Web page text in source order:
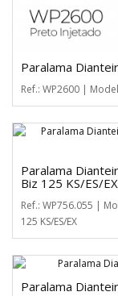
Paralama
Ref.: WP2600 |
Paralama
Biz 125 KS/ES/
Ref.: WP756.055 |
125 KS/ES/EX
Paralama